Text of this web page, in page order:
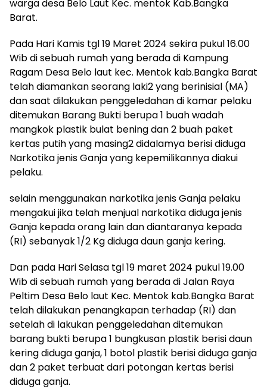
warga desa Belo Laut Kec. mentok Kab.Bangka
Barat.
Pada Hari Kamis tgl 19 Maret 2024 sekira pukul 16.00
Wib di sebuah rumah yang berada di Kampung
Ragam Desa Belo laut kec. Mentok kab.Bangka Barat
telah diamankan seorang laki2 yang berinisial (MA)
dan saat dilakukan penggeledahan di kamar pelaku
ditemukan Barang Bukti berupa 1 buah wadah
mangkok plastik bulat bening dan 2 buah paket
kertas putih yang masing2 didalamya berisi diduga
Narkotika jenis Ganja yang kepemilikannya diakui
pelaku.
selain menggunakan narkotika jenis Ganja pelaku
mengakui jika telah menjual narkotika diduga jenis
Ganja kepada orang lain dan diantaranya kepada
(RI) sebanyak 1/2 Kg diduga daun ganja kering.
Dan pada Hari Selasa tgl 19 maret 2024 pukul 19.00
Wib di sebuah rumah yang berada di Jalan Raya
Peltim Desa Belo laut Kec. Mentok kab.Bangka Barat
telah dilakukan penangkapan terhadap (RI) dan
setelah di lakukan penggeledahan ditemukan
barang bukti berupa 1 bungkusan plastik berisi daun
kering diduga ganja, 1 botol plastik berisi diduga ganja
dan 2 paket terbuat dari potongan kertas berisi
diduga ganja.